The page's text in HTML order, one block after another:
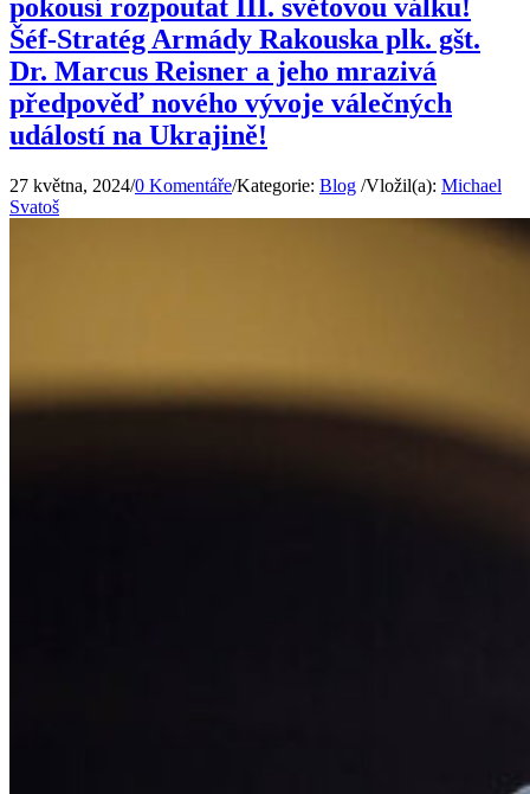
pokousí rozpoutat III. světovou válku!
Šéf-Stratég Armády Rakouska plk. gšt.
Dr. Marcus Reisner a jeho mrazivá
předpověď nového vývoje válečných
událostí na Ukrajině!
27 května, 2024/0 Komentáře/Kategorie: Blog /Vložil(a): Michael
Svatoš